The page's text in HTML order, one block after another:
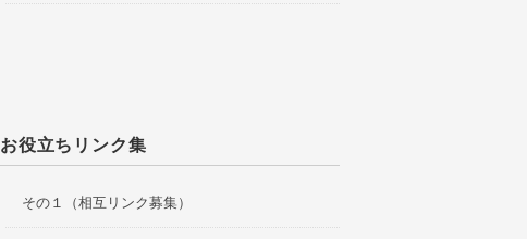
お役立ちリンク集
その１（相互リンク募集）